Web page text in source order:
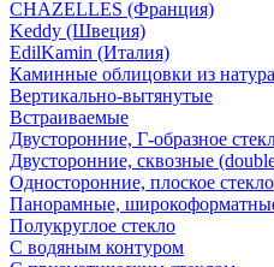
CHAZELLES (Франция)
Keddy (Швеция)
EdilKamin (Италия)
Каминные облицовки из
Вертикально-вытянутые
Встраиваемые
Двусторонние, Г-образное
Двусторонние, сквозные
Односторонние, плоское стекло
Панорамные,
Полукруглое стекло
С водяным контуром